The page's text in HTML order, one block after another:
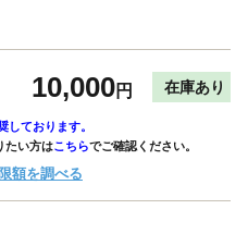
10,000円 在庫あり
しております。
たい方はこちらでご確認ください。
限額を調べる